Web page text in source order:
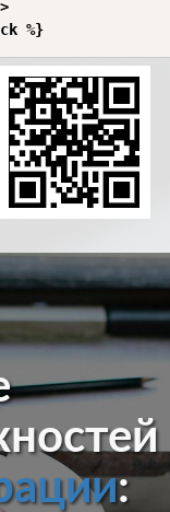
%}
: